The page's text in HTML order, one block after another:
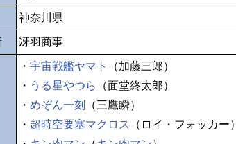
神奈川県
冴羽商事
・ 宇宙戦艦ヤマト
（加藤三郎）
・ うる星やつら
（面堂終太郎）
・ めぞん一刻
（三鷹瞬）
・ 超時空要塞マクロス
（ロイ・フォッカー）